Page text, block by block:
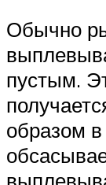
Обычно
пустым.
образом